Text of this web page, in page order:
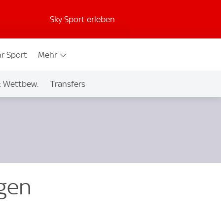
Sky Sport erleben
Sport Mehr
Wettbew. Transfers